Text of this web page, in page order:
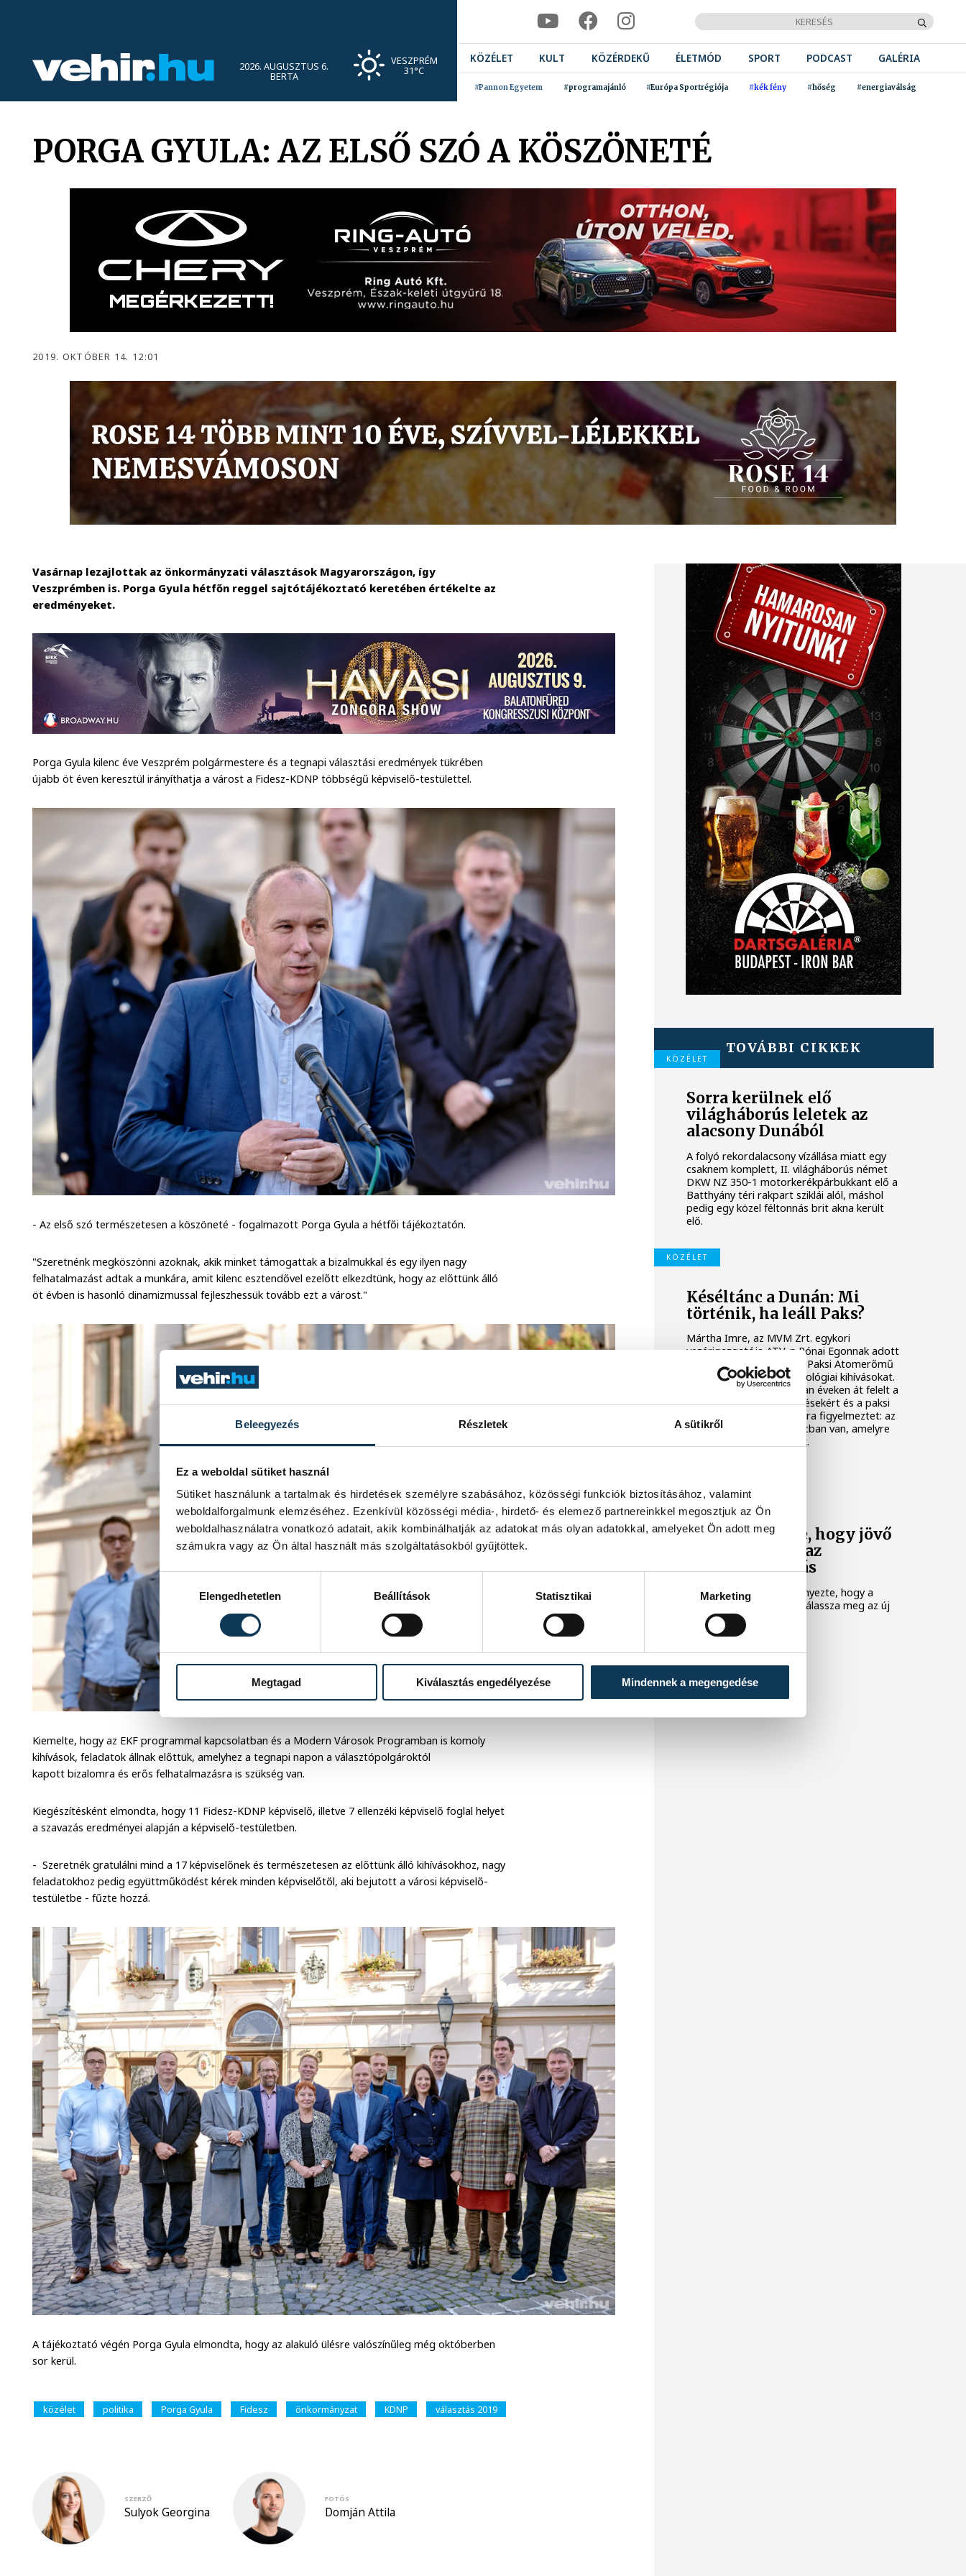
Beleegyezés Részletek A sütikről
Ez a weboldal sütiket használ
Sütiket használunk a tartalmak és hirdetések személyre szabásához, közösségi funkciók biztosításához, valamint
weboldalforgalmunk elemzéséhez. Ezenkívül közösségi média-, hirdető- és elemező partnereinkkel megosztjuk az Ön
weboldalhasználatra vonatkozó adatait, akik kombinálhatják az adatokat más olyan adatokkal, amelyeket Ön adott meg
számukra vagy az Ön által használt más szolgáltatásokból gyűjtöttek.
Elengedhetetlen
Beállítások Statisztikai Marketing
Megtagad Kiválasztás engedélyezése Mindennek a megengedése
2026. AUGUSZTUS 6.
BERTA
VESZPRÉM
31°C
KÖZÉLET KULT KÖZÉRDEKŰ ÉLETMÓD SPORT PODCAST GALÉRIA
#Pannon Egyetem #programajánló #Európa Sportrégiója #kék fény #hőség #energiaválság
PORGA GYULA: AZ ELSŐ SZÓ A KÖSZÖNETÉ
2019. OKTÓBER 14. 12:01
Vasárnap lezajlottak az önkormányzati választások Magyarországon, így
Veszprémben is. Porga Gyula hétfőn reggel sajtótájékoztató keretében értékelte az
eredményeket.
Porga Gyula kilenc éve Veszprém polgármestere és a tegnapi választási eredmények tükrében
újabb öt éven keresztül irányíthatja a várost a Fidesz-KDNP többségű képviselő-testülettel.
- Az első szó természetesen a köszöneté - fogalmazott Porga Gyula a hétfői tájékoztatón.
"Szeretnénk megköszönni azoknak, akik minket támogattak a bizalmukkal és egy ilyen nagy
felhatalmazást adtak a munkára, amit kilenc esztendővel ezelőtt elkezdtünk, hogy az előttünk álló
öt évben is hasonló dinamizmussal fejleszhessük tovább ezt a várost."
Kiemelte, hogy az EKF programmal kapcsolatban és a Modern Városok Programban is komoly
kihívások, feladatok állnak előttük, amelyhez a tegnapi napon a választópolgároktól
kapott bizalomra és erős felhatalmazásra is szükség van.
Kiegészítésként elmondta, hogy 11 Fidesz-KDNP képviselő, illetve 7 ellenzéki képviselő foglal helyet
a szavazás eredményei alapján a képviselő-testületben.
- Szeretnék gratulálni mind a 17 képviselőnek és természetesen az előttünk álló kihívásokhoz, nagy
feladatokhoz pedig együttműködést kérek minden képviselőtől, aki bejutott a városi képviselő-
testületbe - fűzte hozzá.
A tájékoztató végén Porga Gyula elmondta, hogy az alakuló ülésre valószínűleg még októberben
sor kerül.
közélet politika Porga Gyula Fidesz önkormányzat KDNP választás 2019
SZERZŐ
Sulyok Georgina
FOTÓS
Domján Attila
TOVÁBBI CIKKEK
KÖZÉLET
Sorra kerülnek elő
világháborús leletek az
alacsony Dunából
A folyó rekordalacsony vízállása miatt egy
csaknem komplett, II. világháborús német
DKW NZ 350-1 motorkerékpárbukkant elő a
Batthyány téri rakpart sziklái alól, máshol
pedig egy közel féltonnás brit akna került
elő.
KÖZÉLET
Késéltánc a Dunán: Mi
történik, ha leáll Paks?
Mártha Imre, az MVM Zrt. egykori
vezérigazgatója ATV-n Rónai Egonnak adott
interjújában vázolta fel a Paksi Atomerőmű
előtt álló példátlan technológiai kihívásokat.
A szakember, aki korábban éveken át felelt a
hazai energetikai fejlesztésekért és a paksi
blokkok működéséért, arra figyelmeztet: az
erőmű olyan üzemállapotban van, amelyre
eredetileg nem tervezték.
A Tisza-frakció
kezdeményezte, hogy jövő
kedden legyen az
államfőválasztás
A Tisza-frakció kezdeményezte, hogy a
parlament jövő kedden válassza meg az új
köztársasági elnököt.